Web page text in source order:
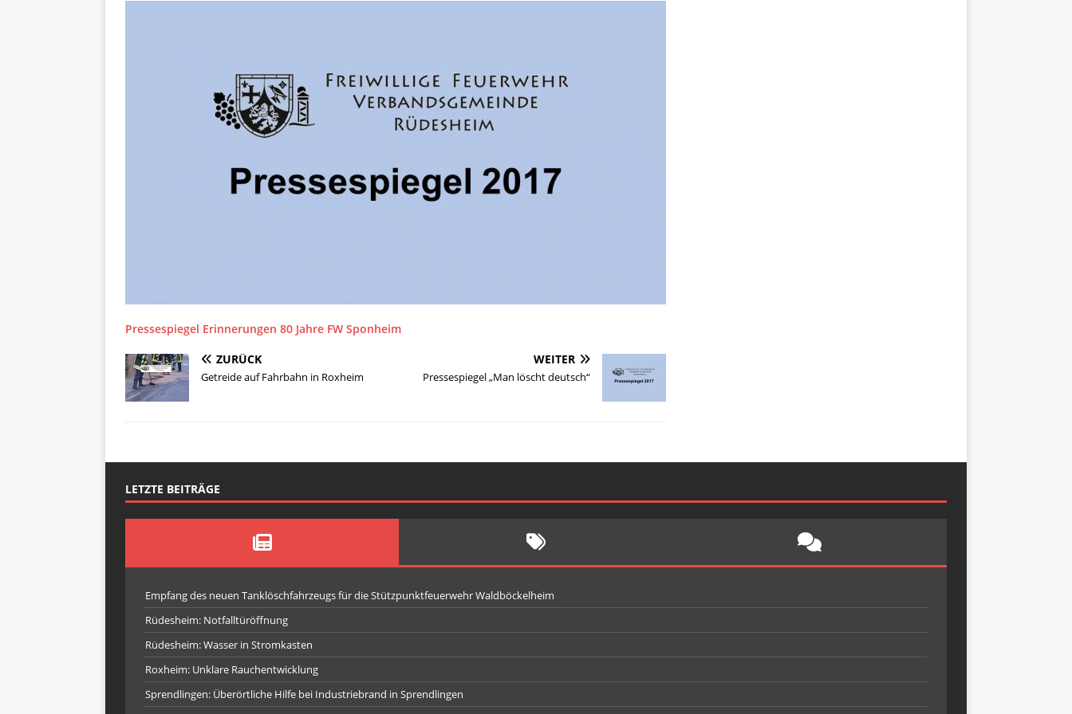
Pressespiegel Erinnerungen 80 Jahre FW Sponheim
ZURÜCK
Getreide auf Fahrbahn in Roxheim
WEITER
Pressespiegel „Man löscht deutsch“
LETZTE BEITRÄGE
Empfang des neuen Tanklöschfahrzeugs für die Stützpunktfeuerwehr Waldböckelheim
Rüdesheim: Notfalltüröffnung
Rüdesheim: Wasser in Stromkasten
Roxheim: Unklare Rauchentwicklung
Sprendlingen: Überörtliche Hilfe bei Industriebrand in Sprendlingen